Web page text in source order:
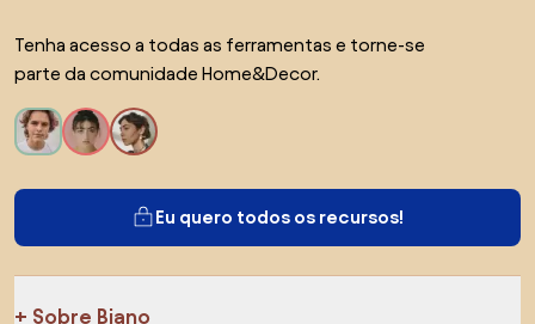
Tenha acesso a todas as ferramentas e torne-se
parte da comunidade Home&Decor.
Eu quero todos os recursos!
Sobre Biano